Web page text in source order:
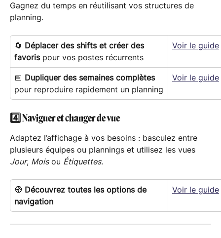
Gagnez du temps en réutilisant vos structures de
planning.
🔄 Déplacer des shifts et créer des
favoris pour vos postes récurrents
Voir le guide
📅 Dupliquer des semaines complètes
pour reproduire rapidement un planning
Voir le guide
4️⃣ Naviguer et changer de vue
Adaptez l’affichage à vos besoins : basculez entre
plusieurs équipes ou plannings et utilisez les vues
Jour, Mois ou Étiquettes.
🧭 Découvrez toutes les options de
navigation
Voir le guide